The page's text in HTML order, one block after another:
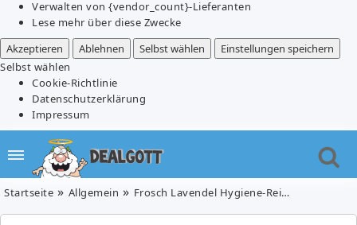
Verwalten von {vendor_count}-Lieferanten
Lese mehr über diese Zwecke
Akzeptieren
Ablehnen Selbst wählen
Einstellungen speichern
Selbst wählen
Cookie-Richtlinie
Datenschutzerklärung
Impressum
Startseite Allgemein Frosch Lavendel Hygiene-Reiniger 500 ml für 1,99€ (Spar-Abo 1,89€)